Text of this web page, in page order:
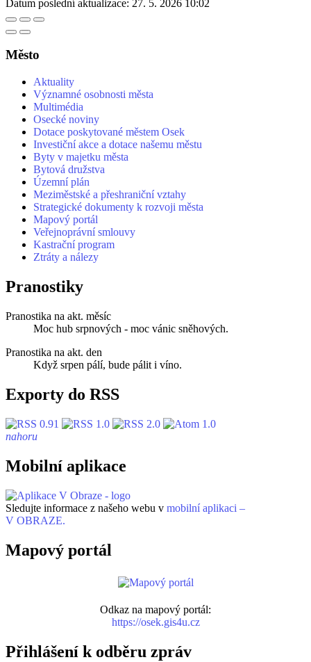
Datum poslední aktualizace: 27. 5. 2026 10:02
Město
Aktuality
Významné osobnosti města
Multimédia
Osecké noviny
Dotace poskytované městem Osek
Investiční akce a dotace našemu městu
Byty v majetku města
Bytová družstva
Územní plán
Meziměstské a přeshraniční vztahy
Strategické dokumenty k rozvoji města
Mapový portál
Veřejnoprávní smlouvy
Kastrační program
Ztráty a nálezy
Pranostiky
Pranostika na akt. měsíc
Moc hub srpnových - moc vánic sněhových.
Pranostika na akt. den
Když srpen pálí, bude pálit i víno.
Exporty do RSS
nahoru
Mobilní aplikace
Sledujte informace z našeho webu v mobilní aplikaci –
V OBRAZE.
Mapový portál
Odkaz na mapový portál:
https://osek.gis4u.cz
Přihlášení k odběru zpráv